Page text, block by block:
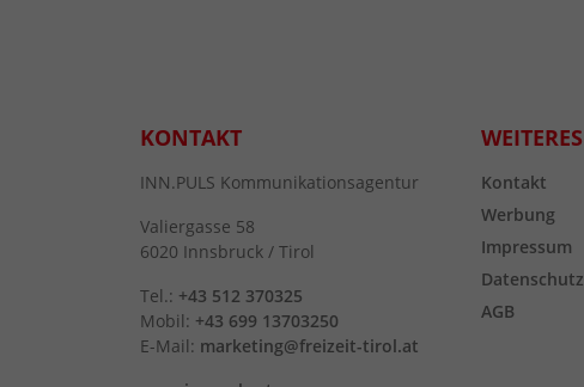
KONTAKT
INN.PULS Kommunikationsagentur
Valiergasse 58
6020 Innsbruck / Tirol
Tel.: +43 512 370325
Mobil: +43 699 13703250
E-Mail: marketing@freizeit-tirol.at
WEITERES
Kontakt
Werbung
Impressum
Datenschutz
AGB